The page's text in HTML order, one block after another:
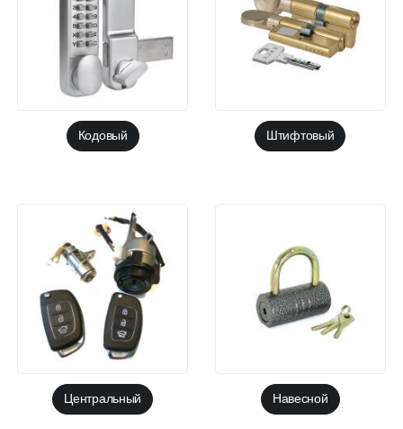
Кодовый Штифтовый
Центральный Навесной